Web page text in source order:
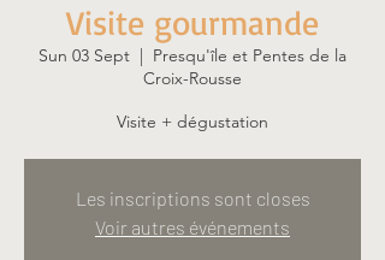
Visite gourmande
Sun 03 Sept
  |
Presqu'île et Pentes de la
Croix-Rousse
Visite + dégustation
Les inscriptions sont closes
Voir autres événements